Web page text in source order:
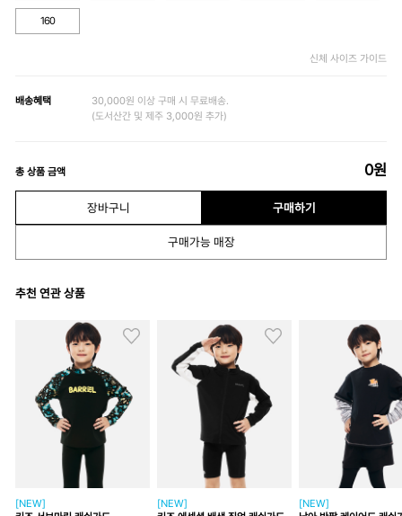
160
신체 사이즈 가이드
배송혜택
30,000원 이상 구매 시 무료배송.
(도서산간 및 제주 3,000원 추가)
총 상품 금액 0원
장바구니 구매하기
구매가능 매장
추천 연관 상품
[NEW]
[NEW]
[NEW]